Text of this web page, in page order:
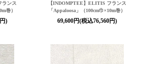
ランス
巻）
)
【INDOMPTEE】ELITIS フランス
「Appaloosa」（100cm巾×10m巻）
69,600円(税込76,560円)